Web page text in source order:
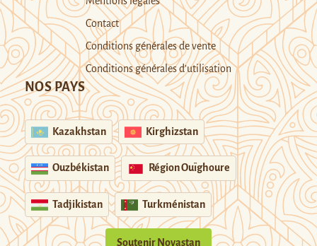
Contact
Conditions générales de vente
Conditions générales d’utilisation
NOS PAYS
Kazakhstan Kirghizstan
Ouzbékistan Région Ouïghoure
Tadjikistan Turkménistan
Soutenir Novastan